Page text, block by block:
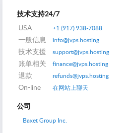
技术支持24/7
USA
+1 (917) 938-7088
一般信息 info@jvps.hosting
技术支援 support@jvps.hosting
账单相关 finance@jvps.hosting
退款 refunds@jvps.hosting
On-line 在网站上聊天
公司
Baxet Group Inc.